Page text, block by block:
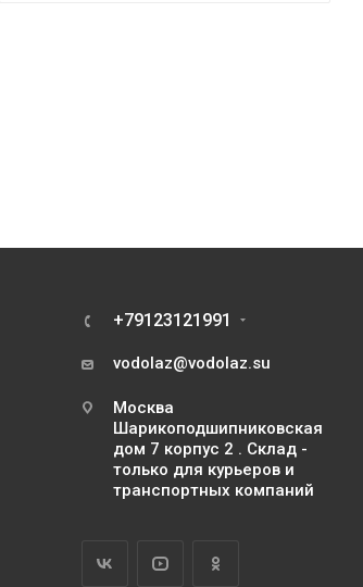
+79123121991
vodolaz@vodolaz.su
Москва
Шарикоподшипниковская
дом 7 корпус 2 . Склад -
только для курьеров и
транспортных компаний